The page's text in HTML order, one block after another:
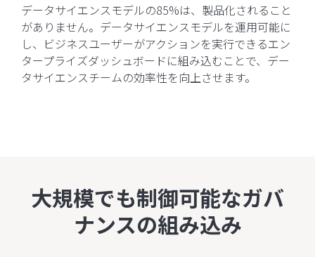
データサイエンスモデルの85%は、製品化されること
がありません。データサイエンスモデルを運用可能に
し、ビジネスユーザーがアクションを実行できるエン
タープライズダッシュボードに組み込むことで、デー
タサイエンスチームの効率性を向上させます。
大規模でも制御可能なガバ
ナンスの組み込み